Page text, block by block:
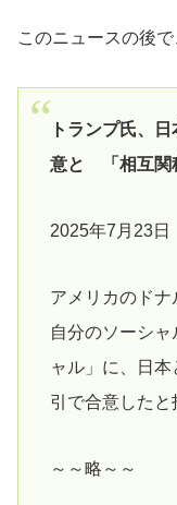
このニュースの後で
トランプ氏、
意と 「相互関
2025年7月23日
アメリカのドナ
自分のソーシ
ャル」に、日
引で合意したと
～～略～～